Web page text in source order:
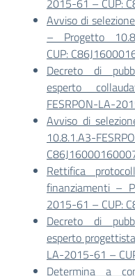
2015-61 – CUP:
Avviso di
– Progetto
CUP:
Decreto di
esperto
FESRPON-LA-
Avviso di
10.8.1.A3-
Rettifica
finanziamenti –
2015-61 – CUP:
Decreto di
esperto
LA-2015-61 –
Determina a